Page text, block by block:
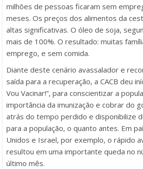
milhões de pessoas ficaram sem
meses. Os preços dos alimentos da
altas significativas. O óleo de soja,
mais de 100%. O resultado: muitas
emprego, e sem comida.
Diante deste cenário avassalador e
saída para a recuperação, a CACB deu
Vou Vacinar!”, para conscientizar a
importância da imunização e cobrar do
atrás do tempo perdido e disponibilize
para a população, o quanto antes. Em
Unidos e Israel, por exemplo, o rápido
resultou em uma importante queda no
último mês.